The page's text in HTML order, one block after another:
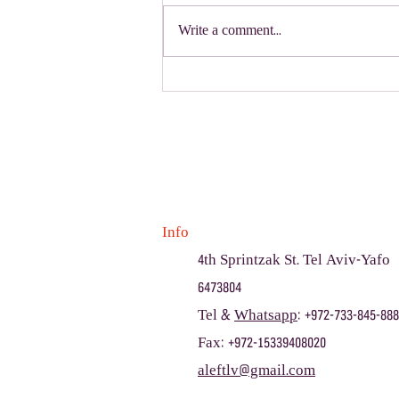
שכבת י״א יצאו לסמינר בן יומיים
Write a comment...
Info
4th Sprintzak St. Tel Aviv-Yafo
6473804
Tel & Whatsapp: +972-733-845-888
Fax: +972-15339408020
aleftlv@gmail.com